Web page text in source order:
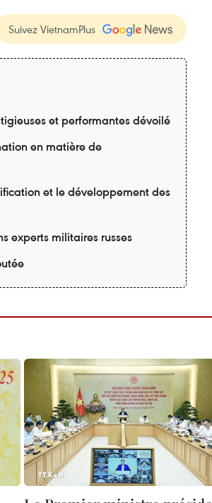
Suivez VietnamPlus
et performantes dévoilé
en matière de
et le développement des
experts militaires russes